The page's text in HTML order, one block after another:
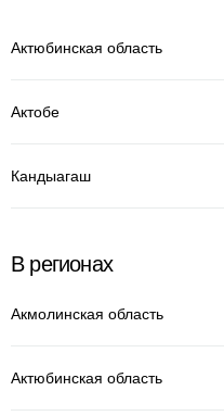
Актюбинская область
Актобе
Кандыагаш
В регионах
Акмолинская область
Актюбинская область